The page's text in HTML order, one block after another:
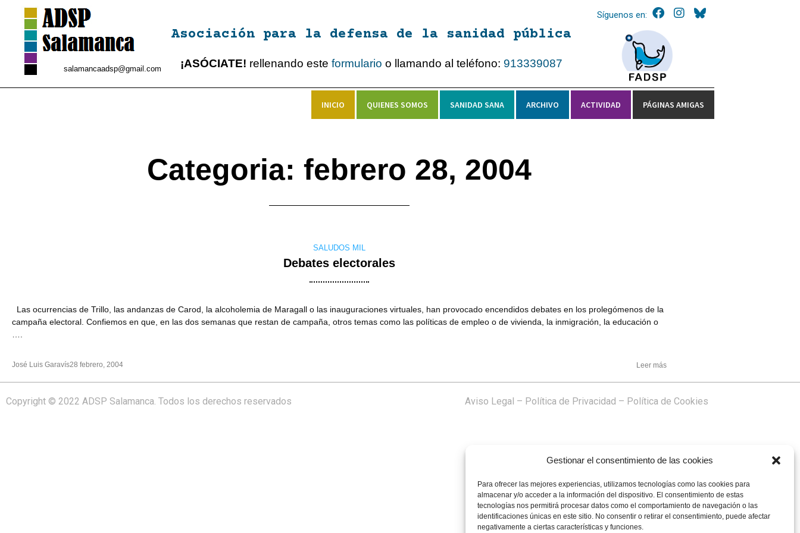
Gestionar el consentimiento de las cookies
Para ofrecer las mejores experiencias, utilizamos tecnologías como las cookies para
almacenar y/o acceder a la información del dispositivo. El consentimiento de estas
tecnologías nos permitirá procesar datos como el comportamiento de navegación o las
identificaciones únicas en este sitio. No consentir o retirar el consentimiento, puede afectar
negativamente a ciertas características y funciones.
salamancaadsp@gmail.com
Asociación para la defensa de la sanidad pública
¡ASÓCIATE! rellenando esteformulario o llamando al teléfono: 913339087
Síguenos en:
INICIO QUIENES SOMOS SANIDAD SANA ARCHIVO ACTIVIDAD PÁGINAS AMIGAS
Categoria: febrero 28, 2004
SALUDOS MIL
Debates electorales
Las ocurrencias de Trillo, las andanzas de Carod, la alcoholemia de Maragall o las inauguraciones virtuales, han provocado encendidos debates en los prolegómenos de la
campaña electoral. Confiemos en que, en las dos semanas que restan de campaña, otros temas como las políticas de empleo o de vivienda, la inmigración, la educación o
José Luis Garavís28 febrero, 2004 Leer más
Copyright © 2022 ADSP Salamanca. Todos los derechos reservados Aviso Legal – Política de Privacidad – Política de Cookies